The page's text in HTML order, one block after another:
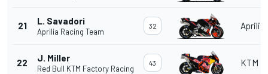
21 L. Savadori
Aprilia Racing Team
32 Aprilia
22 J. Miller
Red Bull KTM Factory Racing
43 KTM